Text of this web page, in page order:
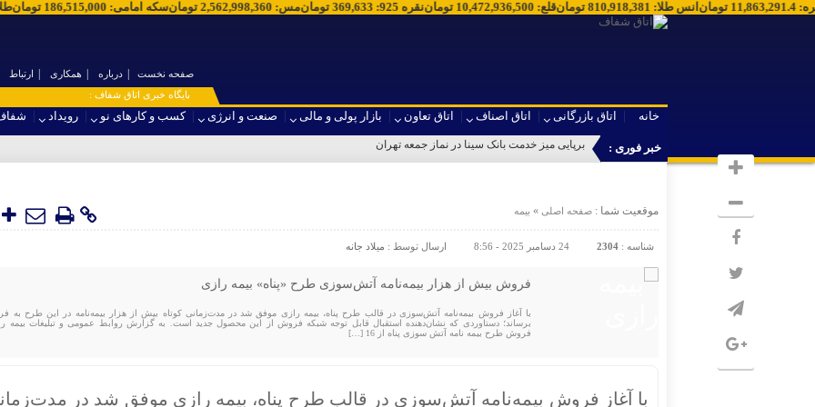
سکه امامی:
186,515,000 تومان مس:
2,562,998,360 تومان نقره 925 :
369,633 تومان قلع:
10,472,936,500 تومان انس طلا:
810,918,381 تومان :
11,863,291.4 تومان
صفحه نخست درباره همکاری
ارتباط
۞ پایگاه خبری اتاق شفاف :
خانه اتاق بازرگانی اتاق اصناف اتاق تعاون بازار پولی و مالی صنعت و انرژی کسب و کارهای نو رویداد
خبر فوری :
موقعیت شما : صفحه اصلی » بیمه
شناسه : 2304 24 دسامبر 2025 - 8:56 ارسال توسط : میلاد جانه
فروش بیش از هزار بیمه‌نامه آتش‌سوزی طرح «پناه» بیمه رازی
با آغاز فروش بیمه‌نامه آتش‌سوزی در قالب طرح پناه، بیمه رازی موفق شد در مدت‌زمانی کوتاه بیش از هزار بیمه‌نامه در این طرح به
برساند؛ دستاوردی که نشان‌دهنده استقبال قابل توجه شبکه فروش از این محصول جدید است. به گزارش روابط عمومی و تبلیغات بیمه
فروش طرح بیمه نامه آتش سوزی پناه از 16 […]
با آغاز فروش بیمه‌نامه آتش‌سوزی در قالب طرح پناه، بیمه رازی موفق شد در